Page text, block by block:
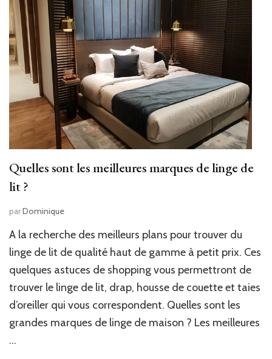
Quelles sont les meilleures marques de linge de
lit ?
parDominique
A la recherche des meilleurs plans pour trouver du
linge de lit de qualité haut de gamme à petit prix. Ces
quelques astuces de shopping vous permettront de
trouver le linge de lit, drap, housse de couette et taies
d’oreiller qui vous correspondent. Quelles sont les
grandes marques de linge de maison ? Les meilleures
…